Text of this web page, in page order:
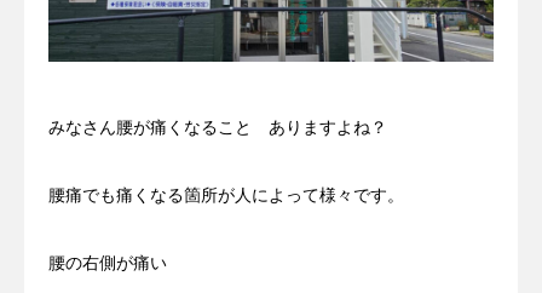
みなさん腰が痛くなること ありますよね？
腰痛でも痛くなる箇所が人によって様々です。
腰の右側が痛い